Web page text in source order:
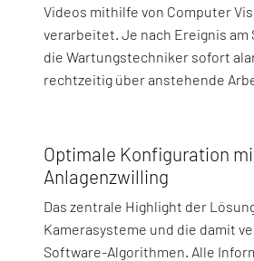
Videos mithilfe von Computer
verarbeitet. Je nach Ereignis am
die Wartungstechniker sofort
rechtzeitig über anstehende
Optimale Konfiguration
Anlagenzwilling
Das zentrale Highlight der
Kamerasysteme und die damit
Software-Algorithmen. Alle